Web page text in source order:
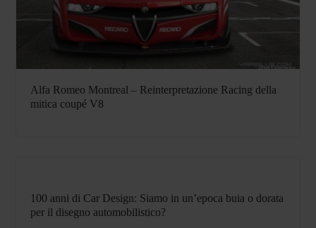
Alfa Romeo Montreal – Reinterpretazione Racing della
mitica coupé V8
100 anni di Car Design: Siamo in un’epoca buia o dorata
per il disegno automobilistico?